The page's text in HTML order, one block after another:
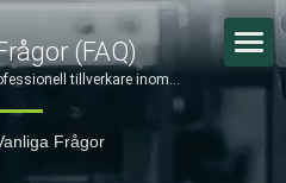
(FAQ)
tillverkare inom
Frågor